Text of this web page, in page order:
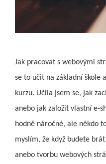
Jak pracovat s webovými
se to učit na základní škole
kurzu. Učila jsem se, jak
anebo jak založit vlastní e-
hodně náročné, ale někdo
myslím, že když budete
anebo tvorbu webových